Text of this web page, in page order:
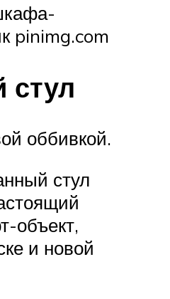
pinimg.com
стул
оббивкой.
стул
объект,
и новой